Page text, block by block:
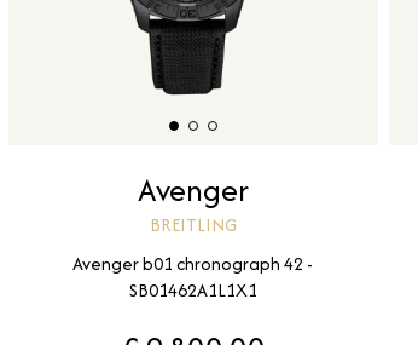
Avenger
BREITLING
Avenger b01 chronograph 42 -
SB01462A1L1X1